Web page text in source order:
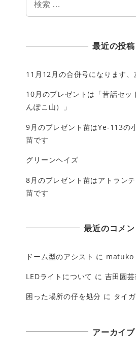
最近の投稿
11月12月の合併号になります、
10月のプレゼントは「昔話セッ
んぽこ山）」
9月のプレゼント苗はYe-113の
苗です
グリーンヘイズ
8月のプレゼント苗はアトラン
苗です
最近のコメン
ドーム型のアシスト に matuko
LEDライトについて に 吉田園芸
困った場所の仔を処分 に タイ
アーカイブ